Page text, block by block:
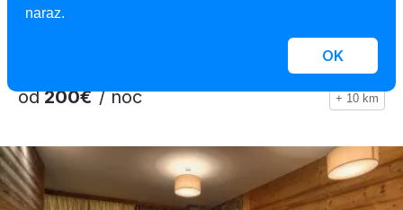
8 apartmánov, 1 - 4 osoby, 51 - 65 m
od200€ / noc + 10 km
naraz.
OK